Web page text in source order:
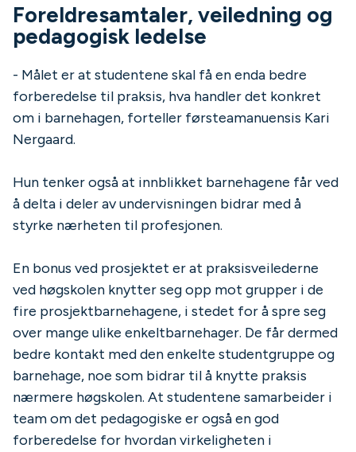
Foreldresamtaler, veiledning og
pedagogisk ledelse
- Målet er at studentene skal få en enda bedre
forberedelse til praksis, hva handler det konkret
om i barnehagen, forteller førsteamanuensis Kari
Nergaard.
Hun tenker også at innblikket barnehagene får ved
å delta i deler av undervisningen bidrar med å
styrke nærheten til profesjonen.
En bonus ved prosjektet er at praksisveilederne
ved høgskolen knytter seg opp mot grupper i de
fire prosjektbarnehagene, i stedet for å spre seg
over mange ulike enkeltbarnehager. De får dermed
bedre kontakt med den enkelte studentgruppe og
barnehage, noe som bidrar til å knytte praksis
nærmere høgskolen. At studentene samarbeider i
team om det pedagogiske er også en god
forberedelse for hvordan virkeligheten i